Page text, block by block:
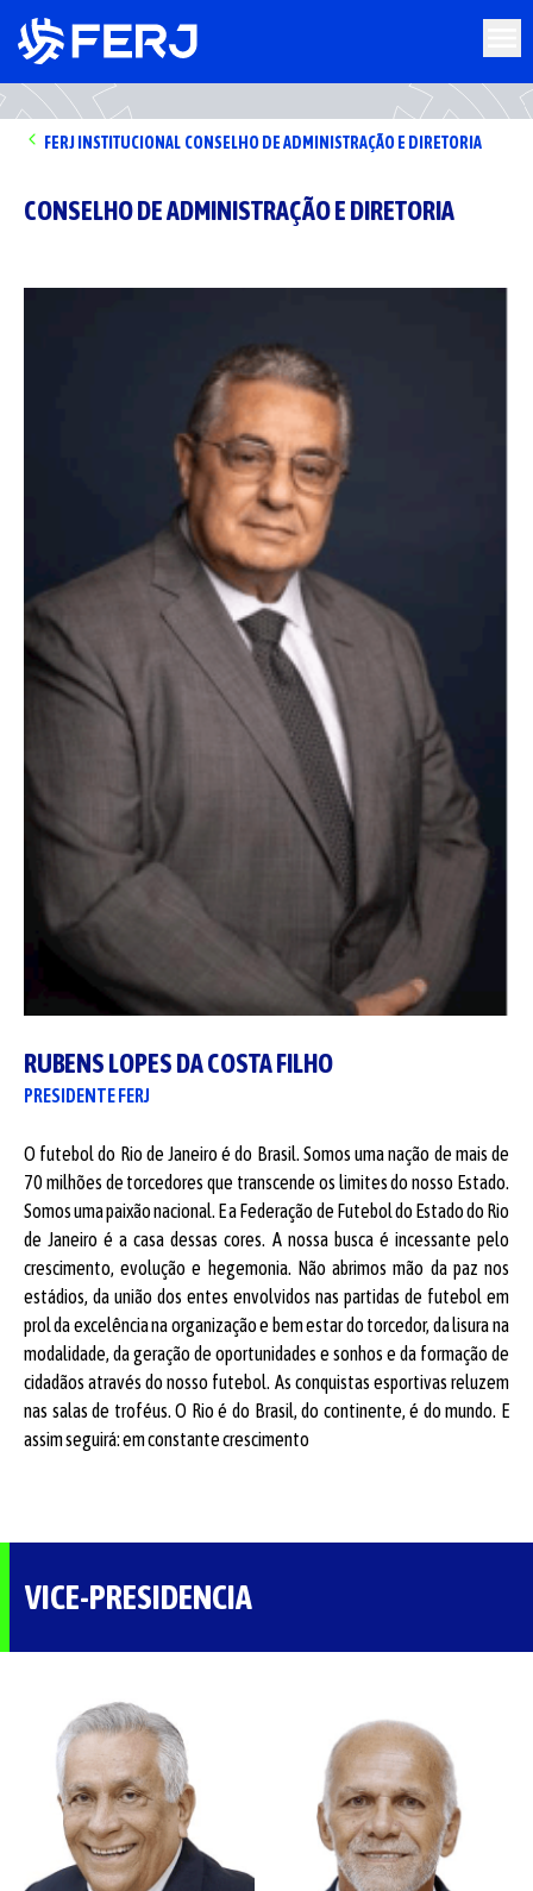
FERJ INSTITUCIONAL CONSELHO DE ADMINISTRAÇÃO E DIRETORIA
CONSELHO DE ADMINISTRAÇÃO E DIRETORIA
RUBENS LOPES DA COSTA FILHO
PRESIDENTE FERJ
O futebol do Rio de Janeiro é do Brasil. Somos uma nação de mais de
70 milhões de torcedores que transcende os limites do nosso Estado.
Somos uma paixão nacional. E a Federação de Futebol do Estado do Rio
de Janeiro é a casa dessas cores. A nossa busca é incessante pelo
crescimento, evolução e hegemonia. Não abrimos mão da paz nos
estádios, da união dos entes envolvidos nas partidas de futebol em
prol da excelência na organização e bem estar do torcedor, da lisura na
modalidade, da geração de oportunidades e sonhos e da formação de
cidadãos através do nosso futebol. As conquistas esportivas reluzem
nas salas de troféus. O Rio é do Brasil, do continente, é do mundo. E
assim seguirá: em constante crescimento
VICE-PRESIDENCIA